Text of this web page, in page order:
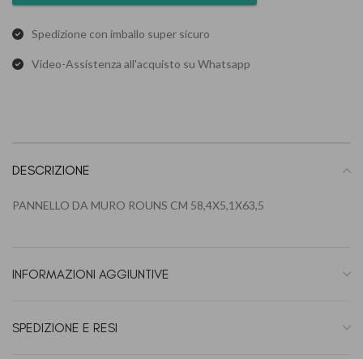
Spedizione con imballo super sicuro
Video-Assistenza all'acquisto su Whatsapp
DESCRIZIONE
PANNELLO DA MURO ROUNS CM 58,4X5,1X63,5
INFORMAZIONI AGGIUNTIVE
SPEDIZIONE E RESI